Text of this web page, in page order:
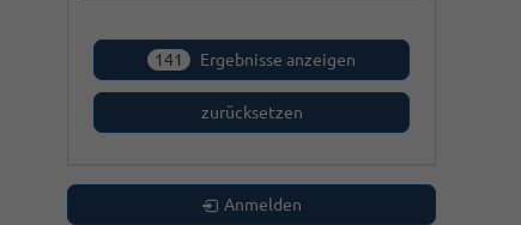
141 Ergebnisse anzeigen
zurücksetzen
Anmelden